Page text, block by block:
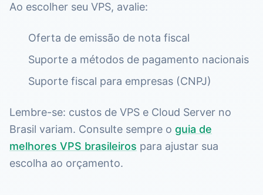
Ao escolher seu VPS, avalie:
Oferta de emissão de nota fiscal
Suporte a métodos de pagamento nacionais
Suporte fiscal para empresas (CNPJ)
Lembre-se: custos de VPS e Cloud Server no
Brasil variam. Consulte sempre o guia de
melhores VPS brasileiros para ajustar sua
escolha ao orçamento.